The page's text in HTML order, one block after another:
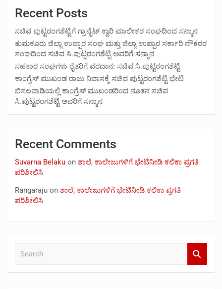
Recent Posts
ಸಚಿವ ಪುಟ್ಟರಂಗಶೆಟ್ಟಿಗೆ ಗ್ರಾನೈಟ್ ಕ್ವಾರಿ ಮಾಲೀಕರ ಸಂಘದಿಂದ ಸನ್ಮಾನ
ತುಮಕೂರು ಜಿಲ್ಲಾ ಉಪ್ಪಾರ ಸಂಘ ಮತ್ತು ಜಿಲ್ಲಾ ಉಪ್ಪಾರ ಸರ್ಕಾರಿ ನೌಕರರ
ಸಂಘದಿಂದ ಸಚಿವ ಸಿ.ಪುಟ್ಟರಂಗಶೆಟ್ಟಿ ಅವರಿಗೆ ಸನ್ಮಾನ
ಸಹಕಾರ ಸಂಘಗಳು ರೈತರಿಗೆ ವರದಾನ: ಸಚಿವ ಸಿ.ಪುಟ್ಟರಂಗಶೆಟ್ಟಿ
ಕಾಂಗ್ರೆಸ್ ಮುಖಂಡ ರಾಜು ನಿವಾಸಕ್ಕೆ ಸಚಿವ ಪುಟ್ಟರಂಗಶೆಟ್ಟಿ ಭೇಟಿ
ಬಿಸಲವಾಡಿಯಲ್ಲಿ ಕಾಂಗ್ರೆಸ್ ಮುಖಂಡರಿಂದ ನೂತನ ಸಚಿವ
ಸಿ.ಪುಟ್ಟರಂಗಶೆಟ್ಟಿ ಅವರಿಗೆ ಸನ್ಮಾನ
Recent Comments
Suvarna Belaku on ಶಾಲೆ, ಕಾಲೇಜುಗಳಿಗೆ ಭೇಟಿನೀಡಿ ಕಲಿಕಾ ಪ್ರಗತಿ
ಪರಿಶೀಲಿಸಿ
Rangaraju on ಶಾಲೆ, ಕಾಲೇಜುಗಳಿಗೆ ಭೇಟಿನೀಡಿ ಕಲಿಕಾ ಪ್ರಗತಿ
ಪರಿಶೀಲಿಸಿ